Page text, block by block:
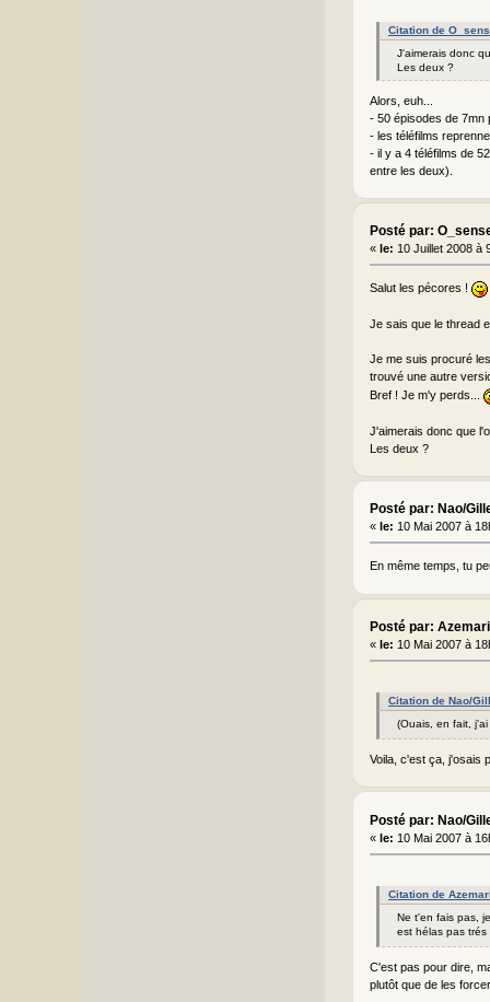
Citation de
J'aimerais donc
Les deux ?
Alors, euh...
- 50 épisodes de 7mn
- les téléfilms
- il y a 4 téléfilms de
entre les deux).
Posté par:
« le: 10 Juillet 2008 à
Salut les pécores !
Je sais que le thread
Je me suis procuré
trouvé une autre
Bref ! Je m'y perds...
J'aimerais donc que
Les deux ?
Posté par: Nao/
« le: 10 Mai 2007 à
En même temps, tu
Posté par:
« le: 10 Mai 2007 à
Citation de Nao/
(Ouais, en fait,
Voila, c'est ça, j'osais
Posté par: Nao/
« le: 10 Mai 2007 à
Citation de
Ne t'en fais pas,
est hélas pas
C'est pas pour dire,
plutôt que de les